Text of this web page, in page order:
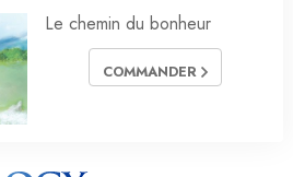
Le chemin du bonheur
COMMANDER